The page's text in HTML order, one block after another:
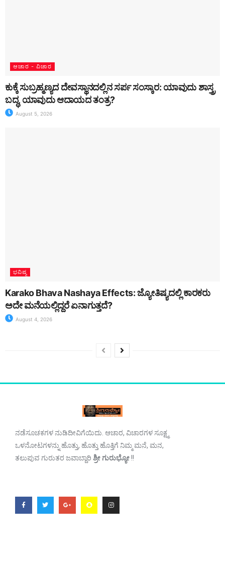
ಆಚಾರ - ವಿಚಾರ
ಕುಕ್ಕೆ ಸುಬ್ರಹ್ಮಣ್ಯದ ದೇವಸ್ಥಾನದಲ್ಲಿನ ಸರ್ಪ ಸಂಸ್ಕಾರ: ಯಾವುದು ಶಾಸ್ತ್ರ
ಬದ್ಧ, ಯಾವುದು ಆದಾಯದ ತಂತ್ರ?
August 5, 2026
ಭವಿಷ್ಯ
Karako Bhava Nashaya Effects: ಜ್ಯೋತಿಷ್ಯದಲ್ಲಿ ಕಾರಕರು
ಅದೇ ಮನೆಯಲ್ಲಿದ್ದರೆ ಏನಾಗುತ್ತದೆ?
August 4, 2026
ನಡೆಸೂಚಕಗಳ ನುಡಿದೀವಿಗೆಯಿದು. ಆಚಾರ, ವಿಚಾರಗಳ ಸೂಕ್ಷ್ಮ
ಒಳನೋಟಗಳನ್ನು ಹೊತ್ತು, ಹೊತ್ತು ಹೊತ್ತಿಗೆ ನಿಮ್ಮ ಮನೆ, ಮನ,
ತಲುಪುವ ಗುರುತರ ಜವಾಬ್ದಾರಿ ಶ್ರೀ ಗುರುಭ್ಯೋ!!